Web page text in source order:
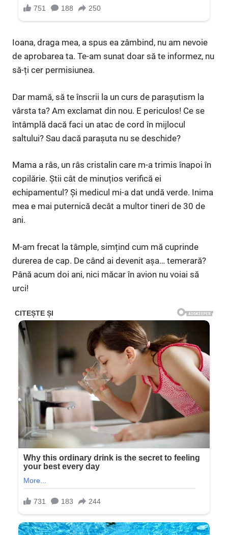
Ioana, draga mea, a spus ea zâmbind, nu am nevoie
de aprobarea ta. Te-am sunat doar să te informez, nu
să-ți cer permisiunea.
Dar mamă, să te înscrii la un curs de parașutism la
vârsta ta? Am exclamat din nou. E periculos! Ce se
întâmplă dacă faci un atac de cord în mijlocul
saltului? Sau dacă parașuta nu se deschide?
Mama a râs, un râs cristalin care m-a trimis înapoi în
copilărie. Știi cât de minuțios verifică ei
echipamentul? Și medicul mi-a dat undă verde. Inima
mea e mai puternică decât a multor tineri de 30 de
ani.
M-am frecat la tâmple, simțind cum mă cuprinde
durerea de cap. De când ai devenit așa… temerară?
Până acum doi ani, nici măcar în avion nu voiai să
urci!